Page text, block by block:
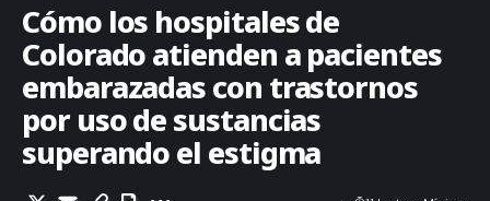
Cómo los hospitales de
Colorado atienden a pacientes
embarazadas con trastornos
por uso de sustancias
superando el estigma